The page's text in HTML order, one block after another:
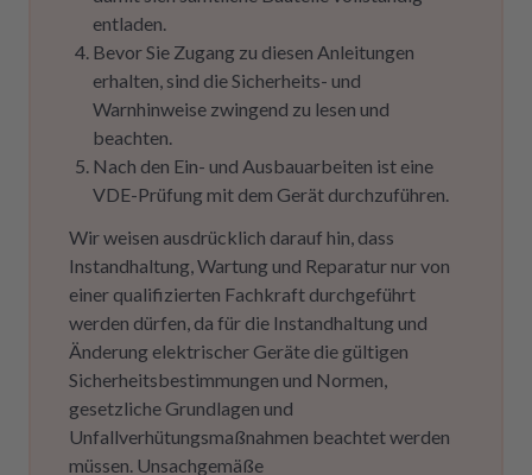
entladen.
Bevor Sie Zugang zu diesen Anleitungen
erhalten, sind die Sicherheits- und
Warnhinweise zwingend zu lesen und
beachten.
Nach den Ein- und Ausbauarbeiten ist eine
VDE-Prüfung mit dem Gerät durchzuführen.
Wir weisen ausdrücklich darauf hin, dass
Instandhaltung, Wartung und Reparatur nur von
einer qualifizierten Fachkraft durchgeführt
werden dürfen, da für die Instandhaltung und
Änderung elektrischer Geräte die gültigen
Sicherheitsbestimmungen und Normen,
gesetzliche Grundlagen und
Unfallverhütungsmaßnahmen beachtet werden
müssen. Unsachgemäße